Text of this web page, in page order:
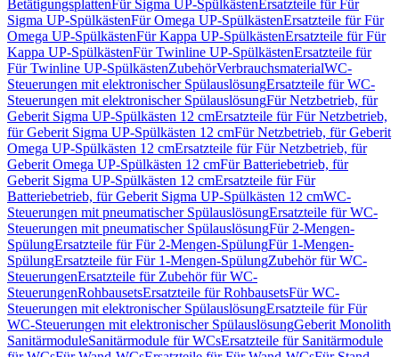
BetätigungsplattenFür Sigma UP-SpülkästenErsatzteile für Für
Sigma UP-SpülkästenFür Omega UP-SpülkästenErsatzteile für Für
Omega UP-SpülkästenFür Kappa UP-SpülkästenErsatzteile für Für
Kappa UP-SpülkästenFür Twinline UP-SpülkästenErsatzteile für
Für Twinline UP-SpülkästenZubehörVerbrauchsmaterialWC-
Steuerungen mit elektronischer SpülauslösungErsatzteile für WC-
Steuerungen mit elektronischer SpülauslösungFür Netzbetrieb, für
Geberit Sigma UP-Spülkästen 12 cmErsatzteile für Für Netzbetrieb,
für Geberit Sigma UP-Spülkästen 12 cmFür Netzbetrieb, für Geberit
Omega UP-Spülkästen 12 cmErsatzteile für Für Netzbetrieb, für
Geberit Omega UP-Spülkästen 12 cmFür Batteriebetrieb, für
Geberit Sigma UP-Spülkästen 12 cmErsatzteile für Für
Batteriebetrieb, für Geberit Sigma UP-Spülkästen 12 cmWC-
Steuerungen mit pneumatischer SpülauslösungErsatzteile für WC-
Steuerungen mit pneumatischer SpülauslösungFür 2-Mengen-
SpülungErsatzteile für Für 2-Mengen-SpülungFür 1-Mengen-
SpülungErsatzteile für Für 1-Mengen-SpülungZubehör für WC-
SteuerungenErsatzteile für Zubehör für WC-
SteuerungenRohbausetsErsatzteile für RohbausetsFür WC-
Steuerungen mit elektronischer SpülauslösungErsatzteile für Für
WC-Steuerungen mit elektronischer SpülauslösungGeberit Monolith
SanitärmoduleSanitärmodule für WCsErsatzteile für Sanitärmodule